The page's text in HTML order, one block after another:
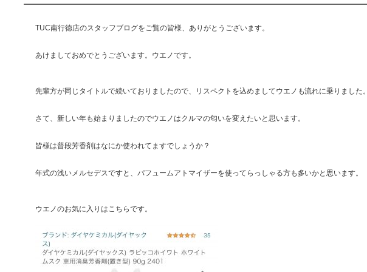
TUC南行徳店のスタッフブログをご覧の皆様、ありがとうございます。
あけましておめでとうございます。ウエノです。
先輩方が同じタイトルで続いておりましたので、リスペクトを込めましてウエノも流れに乗りました。
さて、新しい年も始まりましたのでウエノはクルマの匂いを変えたいと思います。
皆様は普段芳香剤はなにか使われてますでしょうか？
年式の浅いメルセデスですと、パフュームアトマイザーを使ってらっしゃる方も多いかと思います。
ウエノのお気に入りはこちらです。